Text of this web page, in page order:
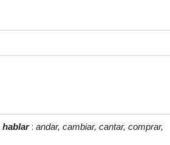
hablar: andar, cambiar, cantar, comprar,